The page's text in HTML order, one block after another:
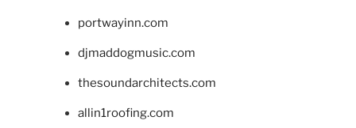
portwayinn.com
djmaddogmusic.com
thesoundarchitects.com
allin1roofing.com